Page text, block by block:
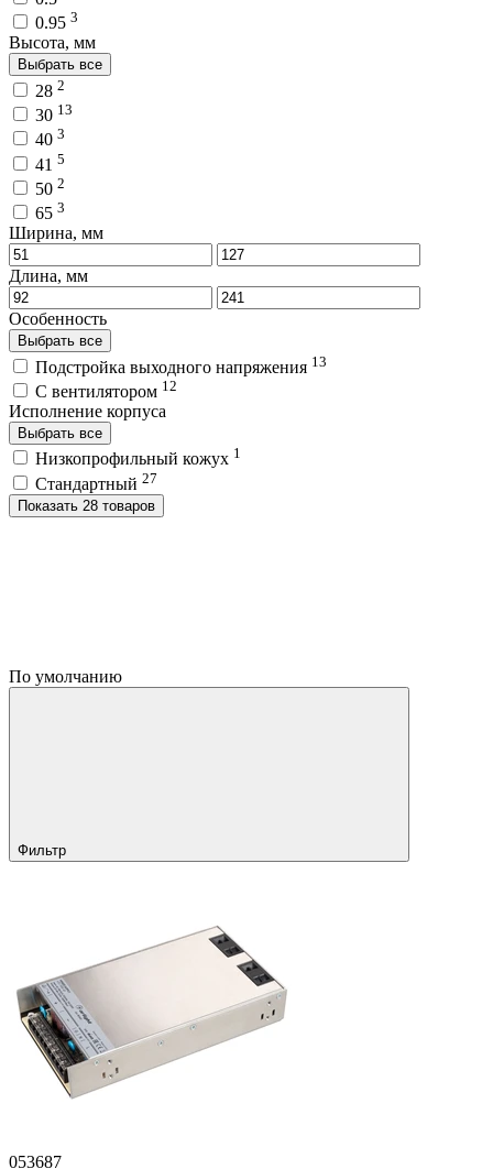
0.95 3
Высота, мм
Выбрать все
28 2
30 13
40 3
41 5
50 2
65 3
Ширина, мм
Длина, мм
Особенность
Выбрать все
Подстройка выходного напряжения 13
С вентилятором 12
Исполнение корпуса
Выбрать все
Низкопрофильный кожух 1
Стандартный 27
Показать 28 товаров
По умолчанию
Фильтр
053687